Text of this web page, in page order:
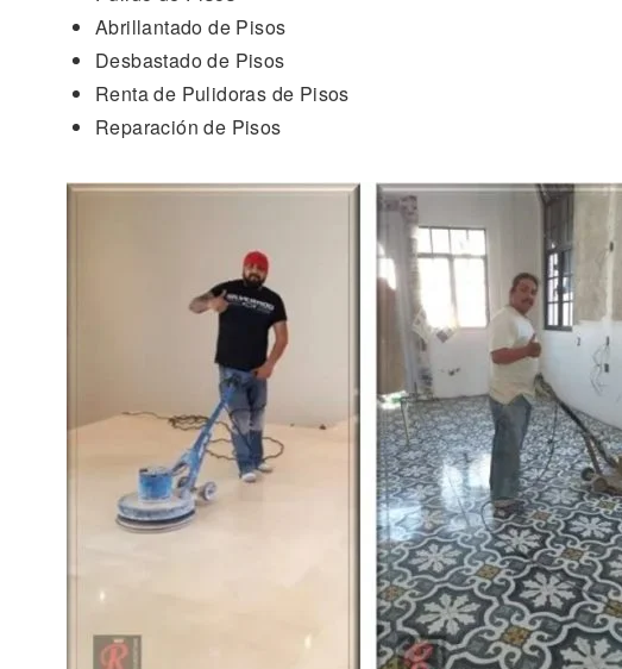
Abrillantado de Pisos
Desbastado de Pisos
Renta de Pulidoras de Pisos
Reparación de Pisos